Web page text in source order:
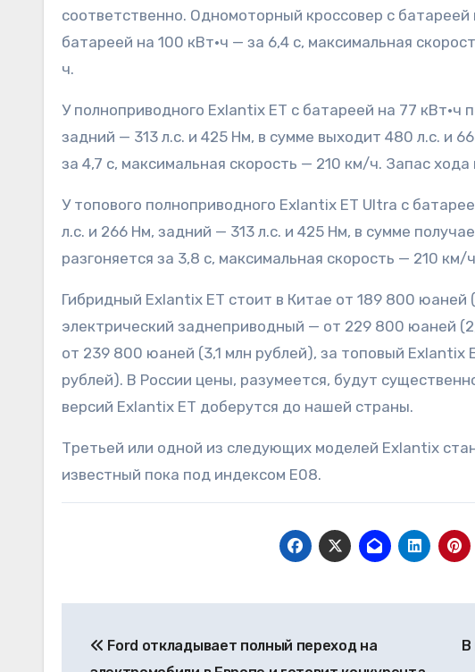
соответственно. Одномоторный кроссовер с батареей
батареей на 100 кВт·ч — за 6,4 с, максимальная
ч.
У полноприводного Exlantix ET с батареей на 77
задний — 313 л.с. и 425 Нм, в сумме выходит 480 л.с. и
за 4,7 с, максимальная скорость — 210 км/ч. Запас
У топового полноприводного Exlantix ET Ultra с
л.с. и 266 Нм, задний — 313 л.с. и 425 Нм, в сумме
разгоняется за 3,8 с, максимальная скорость — 210
Гибридный Exlantix ET стоит в Китае от 189 800 юаней
электрический заднеприводный — от 229 800 юаней
от 239 800 юаней (3,1 млн рублей), за топовый
рублей). В России цены, разумеется, будут
версий Exlantix ET доберутся до нашей страны.
Третьей или одной из следующих моделей Exlantix
известный пока под индексом E08.
по
Ford откладывает полный переход на
В